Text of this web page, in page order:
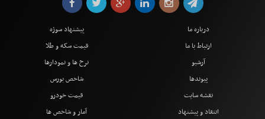
درباره ما
ارتباط با ما
آرشیو
پیوندها
نقشه سایت
انتقاد و پیشنهاد
پیشنهاد سوژه
قیمت سکه و طلا
نرخ ها و نمودارها
شاخص بورس
قیمت خودرو
آمار و شاخص ها